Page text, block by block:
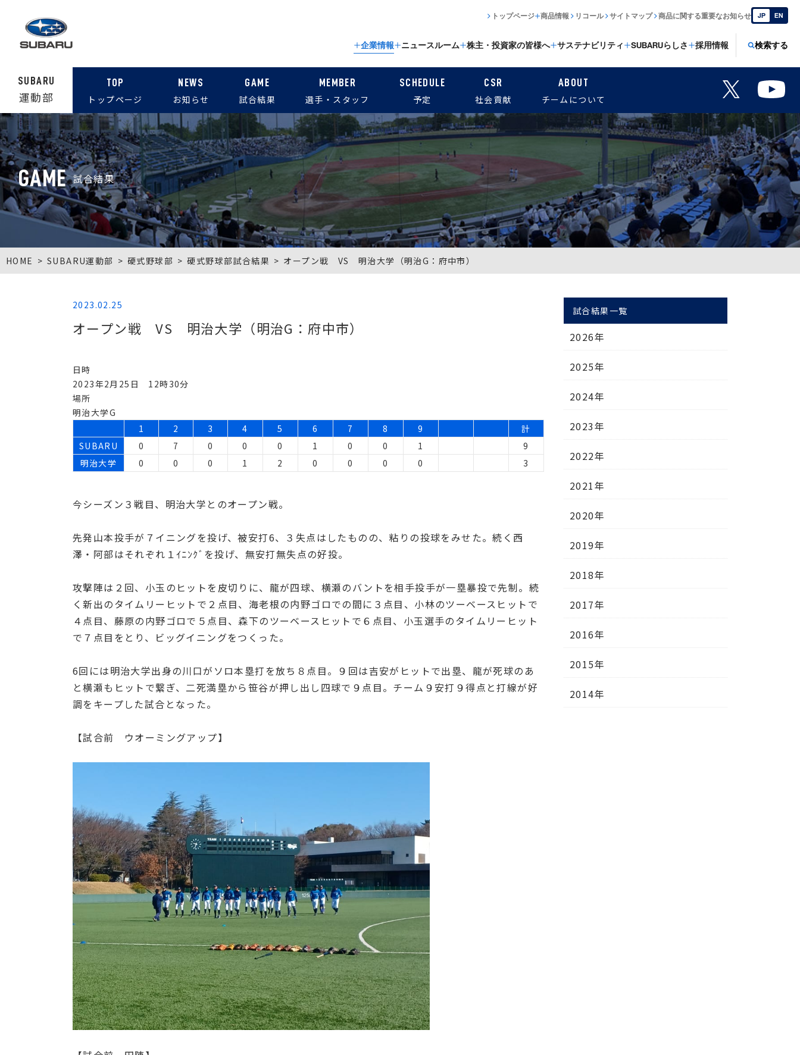
企業情報 ニュースルーム 株主・投資家の皆様へ サステナビリティ SUBARUらしさ 採用情報 検索する
トップページ 商品情報 リコール サイトマップ 商品に関する重要なお知らせ JP EN
SUBARU
運動部
TOP
トップページ
NEWS
お知らせ
GAME
試合結果
MEMBER
選手・スタッフ
SCHEDULE
予定
CSR
社会貢献
ABOUT
チームについて
GAME 試合結果
HOME SUBARU運動部 硬式野球部 硬式野球部試合結果 オープン戦 VS 明治大学（明治G：府中市）
2023.02.25
オープン戦 VS 明治大学（明治G：府中市）
日時
2023年2月25日 12時30分
場所
明治大学G
1
2 3 4 5 6 7 8 9
計
SUBARU
0 7 0 0 0 1 0 0 1
9
明治大学
0 0 0 1 2 0 0 0 0 3
今シーズン３戦目、明治大学とのオープン戦。
先発山本投手が７イニングを投げ、被安打6、３失点はしたものの、粘りの投球をみせた。続く西
澤・阿部はそれぞれ１ｲﾆﾝｸﾞを投げ、無安打無失点の好投。
攻撃陣は２回、小玉のヒットを皮切りに、龍が四球、横瀬のバントを相手投手が一塁暴投で先制。続
く新出のタイムリーヒットで２点目、海老根の内野ゴロでの間に３点目、小林のツーベースヒットで
４点目、藤原の内野ゴロで５点目、森下のツーベースヒットで６点目、小玉選手のタイムリーヒット
で７点目をとり、ビッグイニングをつくった。
6回には明治大学出身の川口がソロ本塁打を放ち８点目。９回は吉安がヒットで出塁、龍が死球のあ
と横瀬もヒットで繋ぎ、二死満塁から笹谷が押し出し四球で９点目。チーム９安打９得点と打線が好
調をキープした試合となった。
【試合前 ウオーミングアップ】
試合結果一覧
2026年
2025年
2024年
2023年
2022年
2021年
2020年
2019年
2018年
2017年
2016年
2015年
2014年